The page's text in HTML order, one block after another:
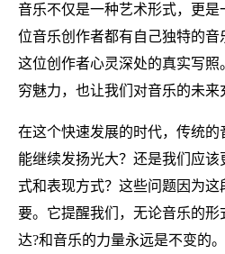
音乐不仅是一种艺术形式，更
位音乐创作者都有自己独特的
这位创作者心灵深处的真实写
穷魅力，也让我们对音乐的未来
在这个快速发展的时代，传统的
能继续发扬光大？还是我们应
式和表现方式？这些问题因为
要。它提醒我们，无论音乐的形
达?和音乐的力量永远是不变的。